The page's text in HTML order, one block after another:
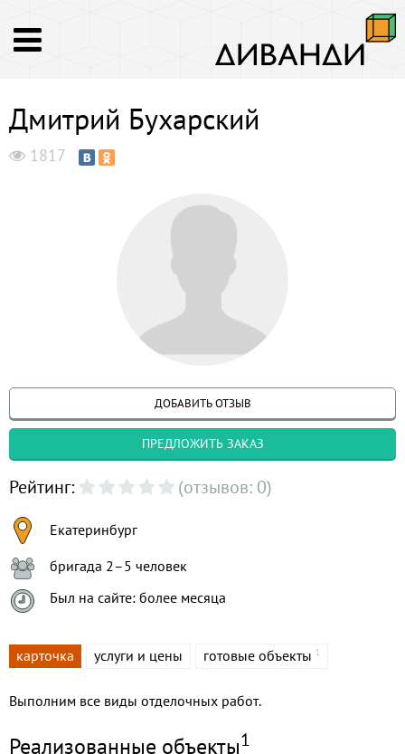
Дмитрий Бухарский
1817
ДОБАВИТЬ ОТЗЫВ
ПРЕДЛОЖИТЬ ЗАКАЗ
Рейтинг: (отзывов: 0)
Екатеринбург
бригада 2–5 человек
Был на сайте: более месяца
карточка услуги и цены готовые объекты 1
Выполним все виды отделочных работ.
Реализованные объекты1